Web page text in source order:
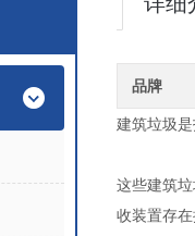
品牌
建筑垃圾
这些建筑
收装置存